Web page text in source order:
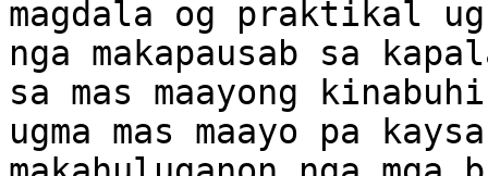
magdala og praktikal ug
nga makapausab sa
sa mas maayong
ugma mas maayo pa